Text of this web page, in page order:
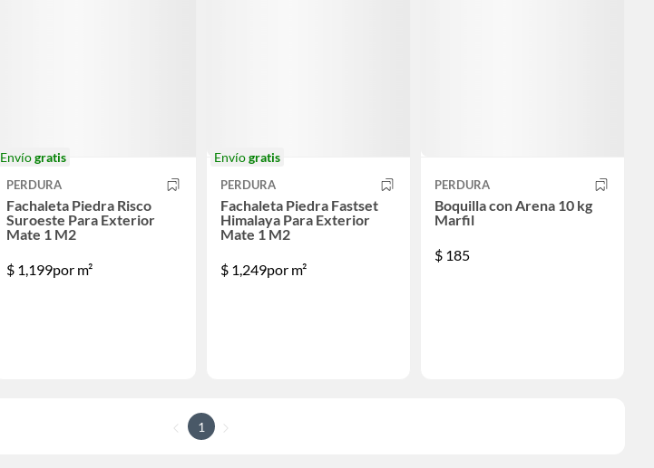
Envíogratis
PERDURA
Fachaleta Piedra Risco
Suroeste Para Exterior
Mate 1 M2
$ 1,199por m²
Envíogratis
PERDURA
Fachaleta Piedra Fastset
Himalaya Para Exterior
Mate 1 M2
$ 1,249por m²
PERDURA
Boquilla con Arena 10 kg
Marfil
$ 185
1